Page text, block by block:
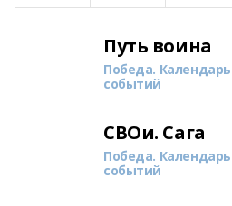
Путь воина
Победа. Календарь
событий
СВОи. Сага
Победа. Календарь
событий